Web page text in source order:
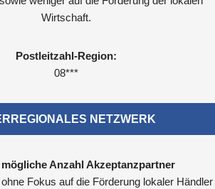
Wirtschaft.
Postleitzahl-Region:
08***
NETZWERK
Anzahl Akzeptanzpartner
Fokus auf die Förderung lokaler Händler